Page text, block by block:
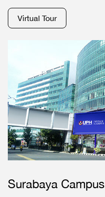
Virtual Tour
Surabaya Campus